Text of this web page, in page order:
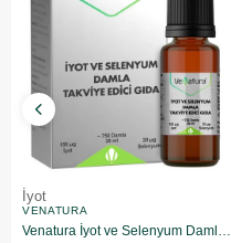
İyot
VENATURA
Venatura İyot ve Selenyum Damla 30 ml